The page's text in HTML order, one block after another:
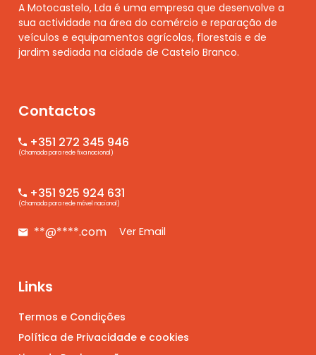
A Motocastelo, Lda é uma empresa que desenvolve a
sua actividade na área do comércio e reparação de
veículos e equipamentos agrícolas, florestais e de
jardim sediada na cidade de Castelo Branco.
Contactos
+351 272 345 946
(Chamada para rede fixa nacional)
+351 925 924 631
(Chamada para rede móvel nacional)
**@****.com Ver Email
Links
Termos e Condições
Política de Privacidade e cookies